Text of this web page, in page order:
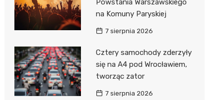
Powstania Warszawskiego
na Komuny Paryskiej
7 sierpnia 2026
Cztery samochody zderzyły
się na A4 pod Wrocławiem,
tworząc zator
7 sierpnia 2026